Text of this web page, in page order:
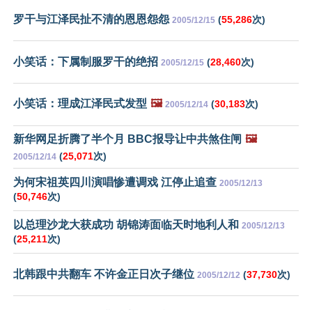
罗干与江泽民扯不清的恩恩怨怨 2005/12/15 (55,286次)
小笑话：下属制服罗干的绝招 2005/12/15 (28,460次)
小笑话：理成江泽民式发型 🖼️ 2005/12/14 (30,183次)
新华网足折腾了半个月 BBC报导让中共煞住闸 🖼️
2005/12/14 (25,071次)
为何宋祖英四川演唱惨遭调戏 江停止追查 2005/12/13
(50,746次)
以总理沙龙大获成功 胡锦涛面临天时地利人和 2005/12/13
(25,211次)
北韩跟中共翻车 不许金正日次子继位 2005/12/12 (37,730次)